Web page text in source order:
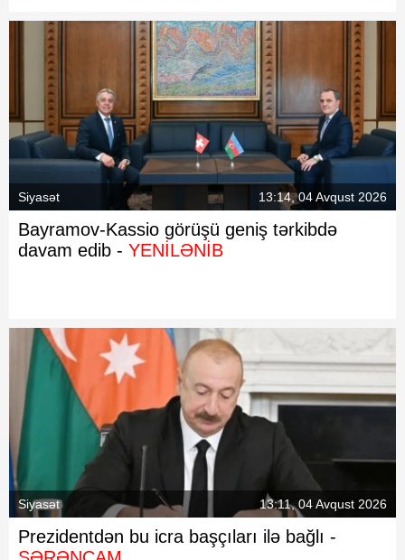
Siyasət 13:14, 04 Avqust 2026
Bayramov-Kassio görüşü geniş tərkibdə
davam edib - YENİLƏNİB
Siyasət 13:11, 04 Avqust 2026
Prezidentdən bu icra başçıları ilə bağlı -